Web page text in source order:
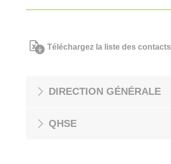
Téléchargez la liste des contacts
DIRECTION GÉNÉRALE
QHSE